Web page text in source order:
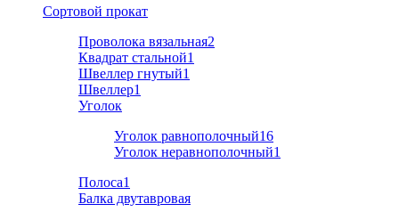
Cортовой прокат
Проволока вязальная2
Квадрат стальной1
Швеллер гнутый1
Швеллер1
Уголок
Уголок равнополочный16
Уголок неравнополочный1
Полоса1
Балка двутавровая